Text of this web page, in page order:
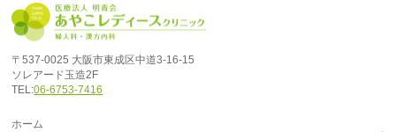
〒537-0025 大阪市東成区中道3-16-15
ソレアード玉造2F
TEL:06-6753-7416
ホーム